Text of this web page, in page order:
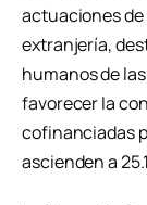
actuaciones
extranjería,
humanos de
favorecer la
cofinanciadas
ascienden a